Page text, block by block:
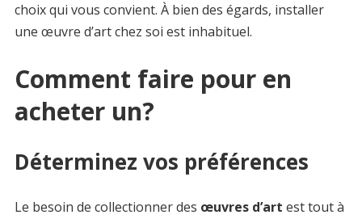
choix qui vous convient. À bien des égards, installer
une œuvre d’art chez soi est inhabituel.
Comment faire pour en
acheter un?
Déterminez vos préférences
Le besoin de collectionner des œuvres d’art est tout à